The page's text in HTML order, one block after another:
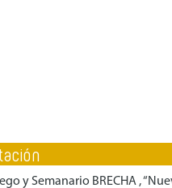
y Semanario BRECHA ,